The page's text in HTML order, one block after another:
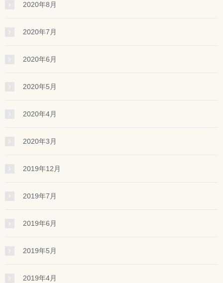
2020年8月
2020年7月
2020年6月
2020年5月
2020年4月
2020年3月
2019年12月
2019年7月
2019年6月
2019年5月
2019年4月